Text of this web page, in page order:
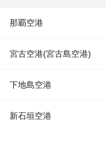
那覇空港
宮古空港(宮古島空港)
下地島空港
新石垣空港